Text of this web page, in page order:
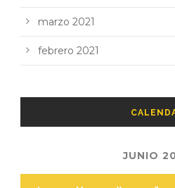
marzo 2021
febrero 2021
JUNIO